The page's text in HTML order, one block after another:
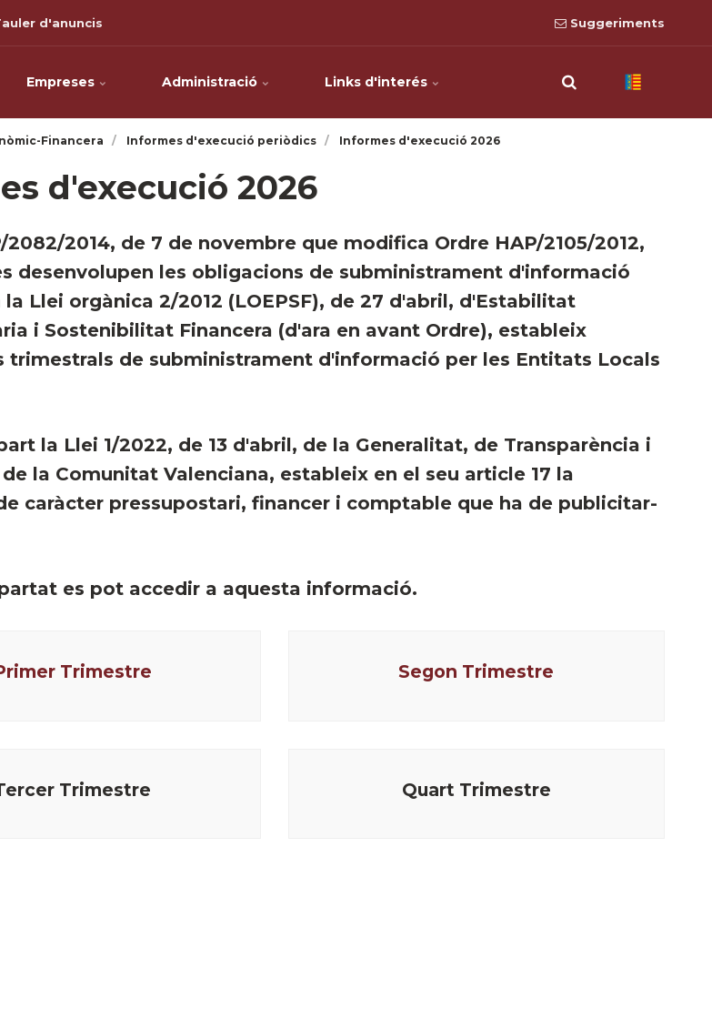
d'anuncis Suggeriments
Empreses Administració Links d'interés
Financera Informes d'execució periòdics Informes d'execució 2026
d'execució 2026
2082/2014, de 7 de novembre que modifica Ordre HAP/2105/2012,
desenvolupen les obligacions de subministrament d'informació
Llei orgànica 2/2012 (LOEPSF), de 27 d'abril, d'Estabilitat
i Sostenibilitat Financera (d'ara en avant Ordre), estableix
trimestrals de subministrament d'informació per les Entitats Locals
la Llei 1/2022, de 13 d'abril, de la Generalitat, de Transparència i
la Comunitat Valenciana, estableix en el seu article 17 la
caràcter pressupostari, financer i comptable que ha de publicitar-
es pot accedir a aquesta informació.
Trimestre Segon Trimestre
Trimestre Quart Trimestre